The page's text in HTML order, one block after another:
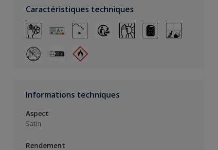
Caractéristiques techniques
Informations techniques
Aspect
Satin
Rendement